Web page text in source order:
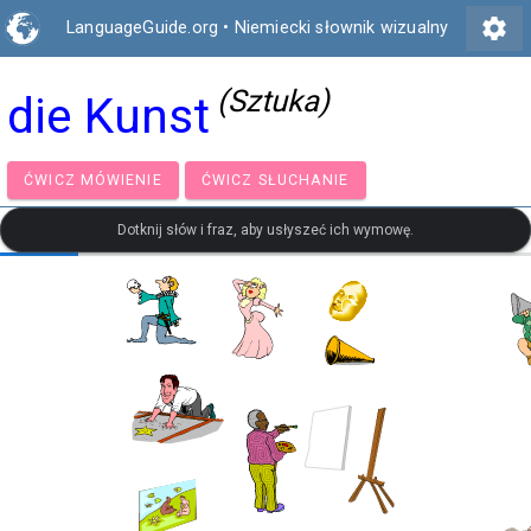
LanguageGuide.org • Niemiecki słownik wizualny settings
die Kunst (Sztuka)
ĆWICZ MÓWIENIE ĆWICZ SŁUCHANIE
Dotknij słów i fraz, aby usłyszeć ich wymowę.